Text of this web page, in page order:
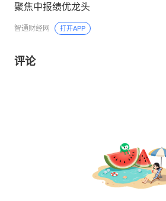
聚焦中报绩优龙头
智通财经网 打开APP
评论